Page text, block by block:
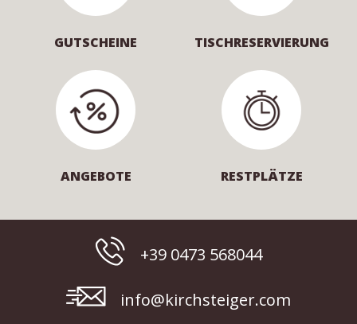
GUTSCHEINE TISCHRESERVIERUNG
ANGEBOTE RESTPLÄTZE
+39 0473 568044
info@kirchsteiger.com